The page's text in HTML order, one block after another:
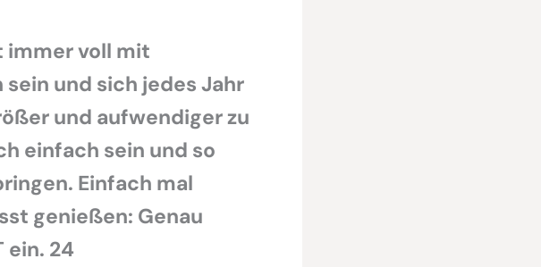
immer voll mit
und sich jedes Jahr
und aufwendiger zu
einfach sein und so
Einfach mal
genießen: Genau
ein. 24